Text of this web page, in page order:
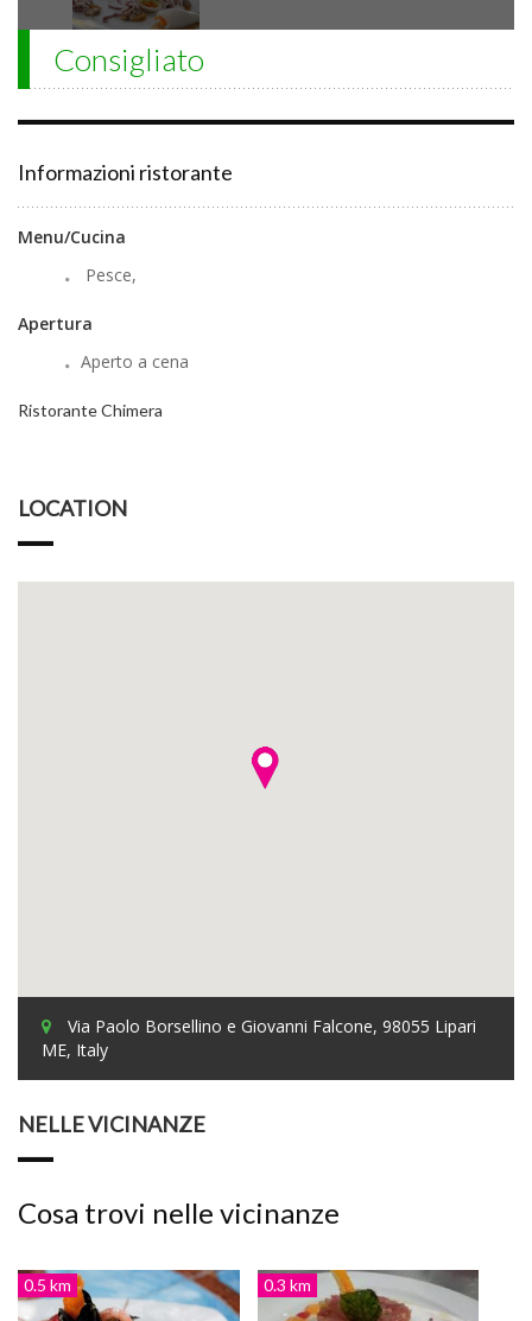
Consigliato
Informazioni ristorante
Menu/Cucina
Pesce,
Apertura
Aperto a cena
Ristorante Chimera
LOCATION
Via Paolo Borsellino e Giovanni Falcone, 98055 Lipari
ME, Italy
NELLE VICINANZE
Cosa trovi nelle vicinanze
0.5 km 0.3 km